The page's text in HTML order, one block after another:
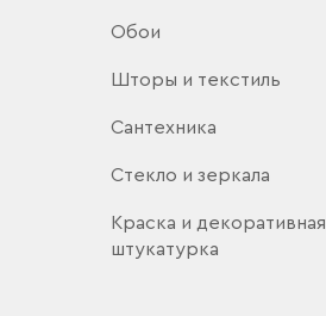
Обои
Шторы и текстиль
Сантехника
Стекло и зеркала
Краска и декоративная
штукатурка